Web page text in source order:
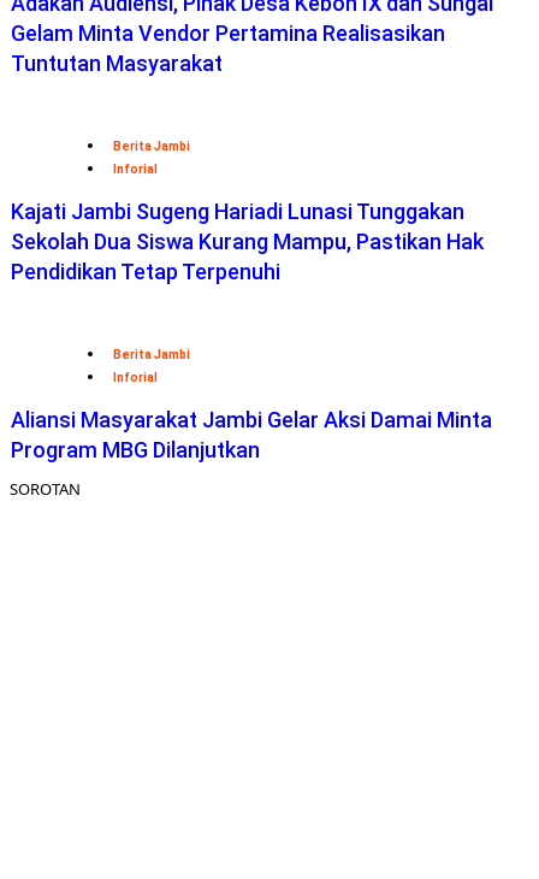
Gelam Minta Vendor Pertamina Realisasikan
Tuntutan Masyarakat
Berita Jambi
Inforial
Kajati Jambi Sugeng Hariadi Lunasi Tunggakan
Sekolah Dua Siswa Kurang Mampu, Pastikan Hak
Pendidikan Tetap Terpenuhi
Berita Jambi
Inforial
Aliansi Masyarakat Jambi Gelar Aksi Damai Minta
Program MBG Dilanjutkan
SOROTAN